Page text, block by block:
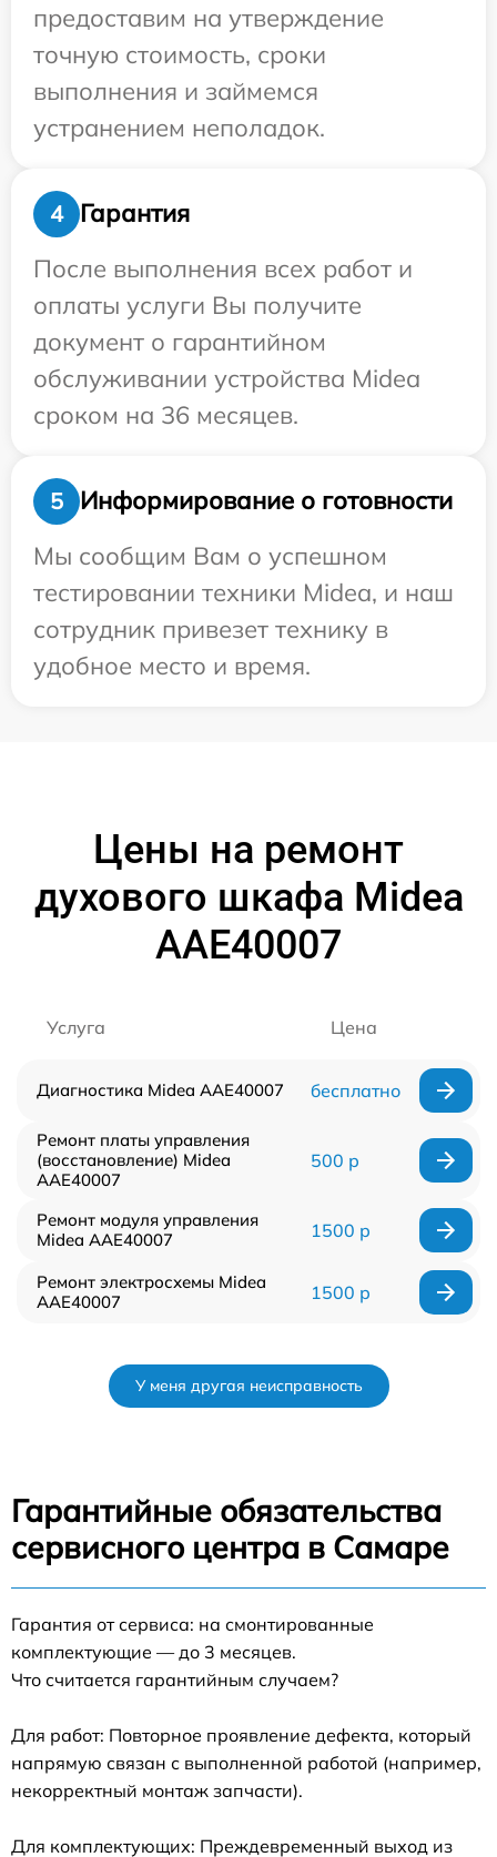
предоставим на утверждение
точную стоимость, сроки
выполнения и займемся
устранением неполадок.
4
Гарантия
После выполнения всех работ и
оплаты услуги Вы получите
документ о гарантийном
обслуживании устройства Midea
сроком на 36 месяцев.
5
Информирование о готовности
Мы сообщим Вам о успешном
тестировании техники Midea, и наш
сотрудник привезет технику в
удобное место и время.
Цены на ремонт
духового шкафа Midea
AAE40007
Услуга Цена
Диагностика Midea AAE40007 бесплатно
Ремонт платы управления
(восстановление) Midea
AAE40007
500 р
Ремонт модуля управления
Midea AAE40007
1500 р
Ремонт электросхемы Midea
AAE40007
1500 р
У меня другая неисправность
Гарантийные обязательства
сервисного центра в Самаре
Гарантия от сервиса: на смонтированные
комплектующие — до 3 месяцев.
Что считается гарантийным случаем?
Для работ: Повторное проявление дефекта, который
напрямую связан с выполненной работой (например,
некорректный монтаж запчасти).
Для комплектующих: Преждевременный выход из